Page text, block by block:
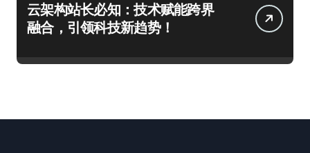
云架构站长必知：技术赋能跨界
融合，引领科技新趋势！